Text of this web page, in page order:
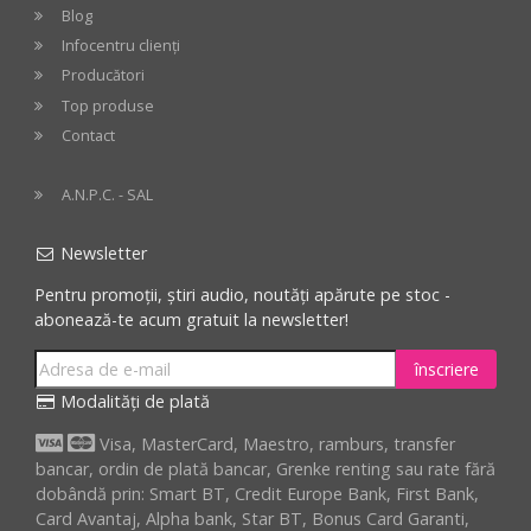
Blog
Infocentru clienți
Producători
Top produse
Contact
A.N.P.C. - SAL
Newsletter
Pentru promoții, știri audio, noutăți apărute pe stoc -
abonează-te acum gratuit la newsletter!
înscriere
Modalități de plată
Visa, MasterCard, Maestro, ramburs, transfer
bancar, ordin de plată bancar, Grenke renting sau rate fără
dobândă prin: Smart BT, Credit Europe Bank, First Bank,
Card Avantaj, Alpha bank, Star BT, Bonus Card Garanti,